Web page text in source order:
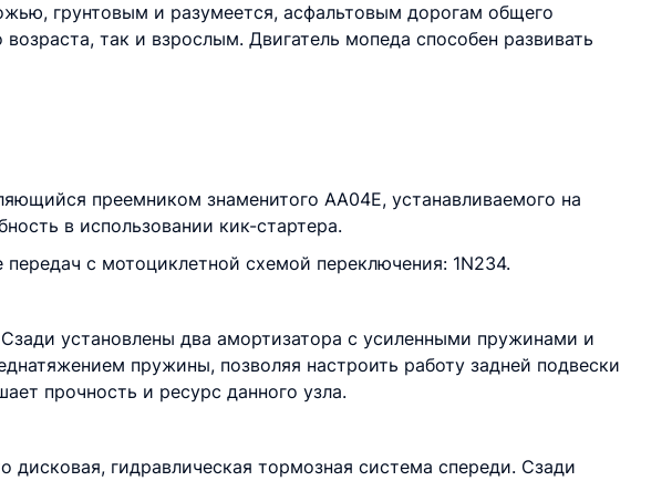
грунтовым и разумеется, асфальтовым дорогам общего
так и взрослым. Двигатель мопеда способен развивать
преемником знаменитого AA04E, устанавливаемого на
в использовании кик-стартера.
с мотоциклетной схемой переключения: 1N234.
установлены два амортизатора с усиленными пружинами и
пружины, позволяя настроить работу задней подвески
прочность и ресурс данного узла.
дисковая, гидравлическая тормозная система спереди. Сзади